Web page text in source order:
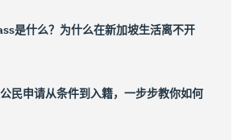
是什么？为什么在新加坡生活离不开
民申请从条件到入籍，一步步教你如何